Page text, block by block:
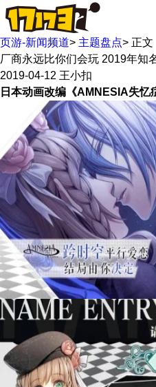
页游-新闻频道> 主题盘点> 正文
厂商永远比你们会玩 2019年知
2019-04-12 王小扣
日本动画改编《AMNESIA失忆